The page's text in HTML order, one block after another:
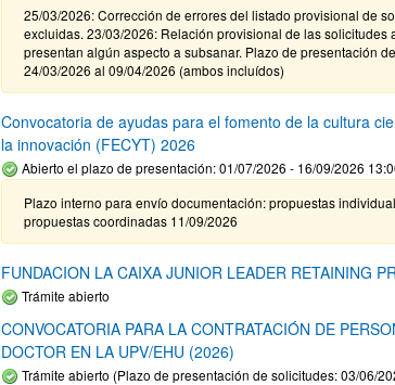
25/03/2026: Corrección de errores del listado provisional de
excluidas. 23/03/2026: Relación provisional de las solicitudes
presentan algún aspecto a subsanar. Plazo de presentación
24/03/2026 al 09/04/2026 (ambos incluídos)
Convocatoria de ayudas para el fomento de la cultura
la innovación (FECYT) 2026
Abierto el plazo de presentación: 01/07/2026 - 16/09/2026
Plazo interno para envío documentación: propuestas
propuestas coordinadas 11/09/2026
FUNDACION LA CAIXA JUNIOR LEADER RETAINING
Trámite abierto
CONVOCATORIA PARA LA CONTRATACIÓN DE
DOCTOR EN LA UPV/EHU (2026)
Trámite abierto (Plazo de presentación de solicitudes: 03/06/